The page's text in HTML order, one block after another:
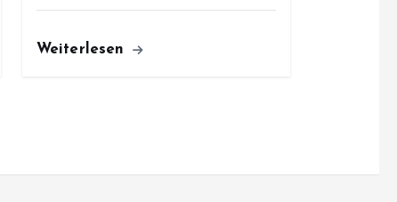
Weiterlesen